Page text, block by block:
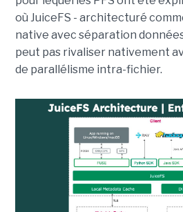
où JuiceFS - architecturé
native avec séparation
peut pas rivaliser nativement
de parallélisme intra-fichier.